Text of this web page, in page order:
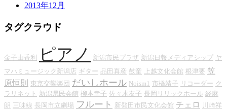
2013年12月
タグクラウド
金子由香利 ピアノ 新潟市民プラザ 新潟日報メディアシップ ヤ
マハミュージック新潟店 ギター 品田真彦 鼓童 上越文化会館 根津要 笠
原恒則 東京交響楽団 だいしホール Noism1 市橋靖子 リコーダー ク
ラリネット 新潟県民会館 柳本幸子 佐々木友子 長岡リリックホール 経麻
朗 三味線 長岡市立劇場 フルート 新発田市民文化会館 チェロ 川崎祥